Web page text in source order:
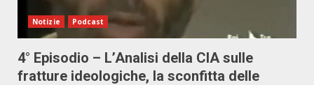
Notizie Podcast
4° Episodio – L’Analisi della CIA sulle
fratture ideologiche, la sconfitta delle